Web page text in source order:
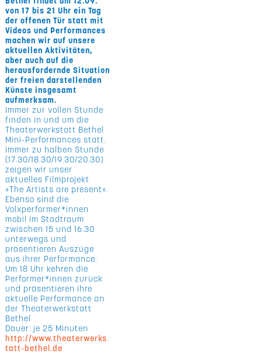
von 17 bis 21 Uhr ein Tag
der offenen Tür statt mit
Videos und Performances
machen wir auf unsere
aktuellen Aktivitäten,
aber auch auf die
herausfordernde Situation
der freien darstellenden
Künste insgesamt
aufmerksam.
Immer zur vollen Stunde
finden in und um die
Theaterwerkstatt Bethel
Mini-Performances statt.
Immer zu halben Stunde
(17.30/18.30/19.30/20.30)
zeigen wir unser
aktuelles Filmprojekt
»The Artists are present«.
Ebenso sind die
Volxperformer*innen
mobil im Stadtraum
zwischen 15 und 16.30
unterwegs und
präsentieren Auszüge
aus ihrer Performance.
Um 18 Uhr kehren die
Performer*innen zurück
und präsentieren ihre
aktuelle Performance an
der Theaterwerkstatt
Bethel
Dauer: je 25 Minuten
http://www.theaterwerks
tatt-bethel.de